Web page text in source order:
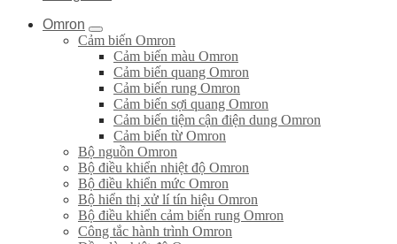
Omron
Cảm biến Omron
Cảm biến màu Omron
Cảm biến quang Omron
Cảm biến rung Omron
Cảm biến sợi quang Omron
Cảm biến tiệm cận điện dung Omron
Cảm biến từ Omron
Bộ nguồn Omron
Bộ điều khiển nhiệt độ Omron
Bộ điều khiển mức Omron
Bộ hiển thị xử lí tín hiệu Omron
Bộ điều khiển cảm biến rung Omron
Công tắc hành trình Omron